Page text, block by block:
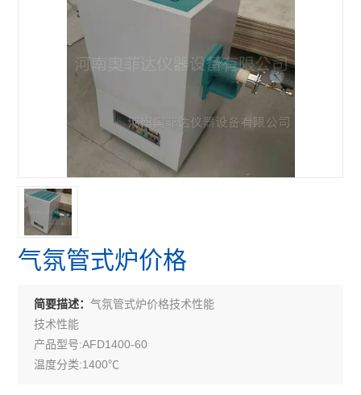
气氛管式炉价格
简要描述：气氛管式炉价格技术性能
技术性能
产品型号:AFD1400-60
温度分类:1400℃